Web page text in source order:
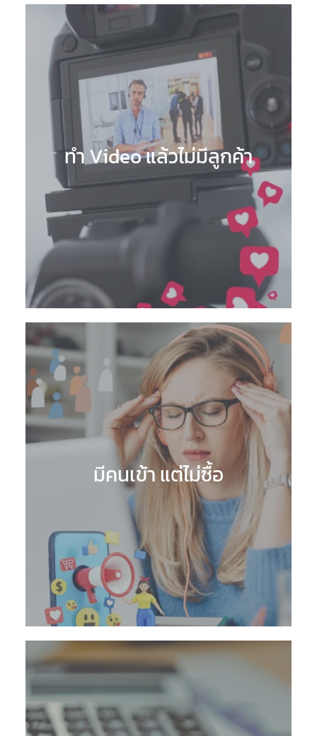
ทำ Video แล้วไม่มีลูกค้า
มีคนเข้า แต่ไม่ซื้อ